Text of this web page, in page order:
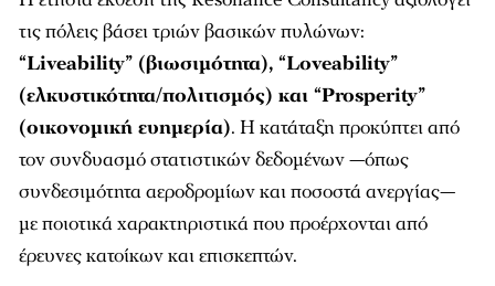
τις πόλεις βάσει τριών βασικών πυλώνων:
“Liveability” (βιωσιμότητα), “Loveability”
(ελκυστικότητα/πολιτισμός) και “Prosperity”
(οικονομική ευημερία). Η κατάταξη προκύπτει από
τον συνδυασμό στατιστικών δεδομένων —όπως
συνδεσιμότητα αεροδρομίων και ποσοστά ανεργίας—
με ποιοτικά χαρακτηριστικά που προέρχονται από
έρευνες κατοίκων και επισκεπτών.